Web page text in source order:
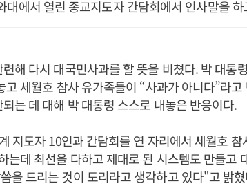
에서 열린 종교지도자 간담회에서 인사말을 하
해 다시 대국민사과를 할 뜻을 비쳤다. 박 대통
세월호 참사 유가족들이 “사과가 아니다”라고
는 데 대해 박 대통령 스스로 내놓은 반응이다.
지도자 10인과 간담회를 연 자리에서 세월호 참
는데 최선을 다하고 제대로 된 시스템도 만들고
을 드리는 것이 도리라고 생각하고 있다"고 밝